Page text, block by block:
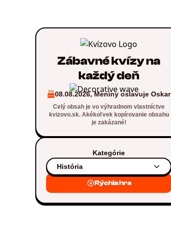
Zábavné kvízy na
každý deň
08.08.2026, Meniny oslavuje Oskar
Celý obsah je vo výhradnom vlastníctve
kvizovo.sk. Akékoľvek kopírovanie obsahu
je zakázané!
Kategórie
História
Rýchla hra